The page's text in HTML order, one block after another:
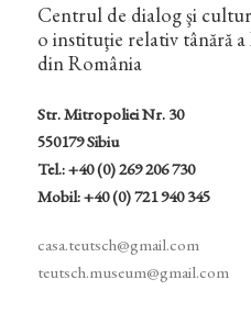
Centrul de dialog şi
o instituţie relativ tânără a
din România
Str. Mitropoliei Nr. 30
550179 Sibiu
Tel.: +40 (0) 269 206 730
Mobil: +40 (0) 721 940 345
casa.teutsch@gmail.com
teutsch.museum@gmail.com